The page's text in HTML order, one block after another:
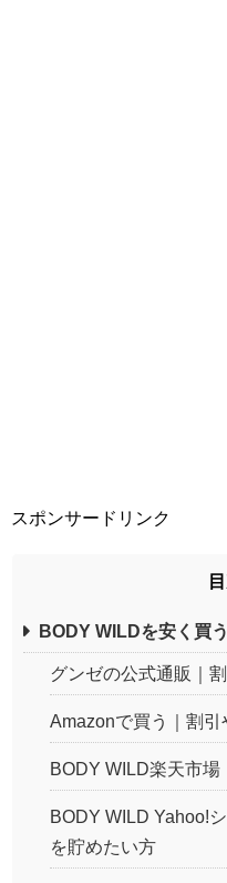
スポンサードリンク
BODY WILDを安く買
グンゼの公式通販｜
Amazonで買う｜割引
BODY WILD楽天市
BODY WILD Yahoo!
を貯めたい方